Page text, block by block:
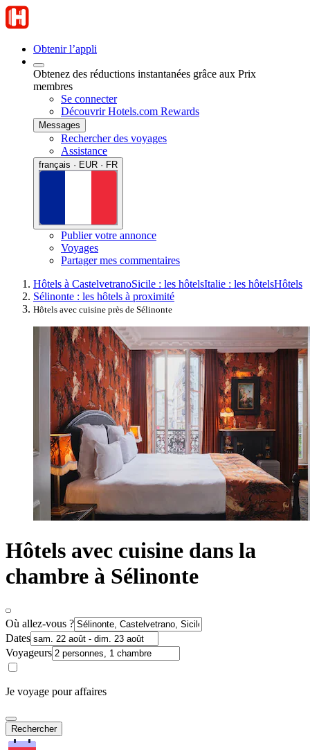
Obtenir l’appli
Obtenez des réductions instantanées grâce aux Prix
membres
Se connecter
Découvrir Hotels.com Rewards
Messages
Rechercher des voyages
Assistance
français · EUR · FR
Publier votre annonce
Voyages
Partager mes commentaires
Hôtels à CastelvetranoSicile : les hôtelsItalie : les hôtelsHôtels
Sélinonte : les hôtels à proximité
Hôtels avec cuisine près de Sélinonte
Hôtels avec cuisine dans la
chambre à Sélinonte
Où allez-vous ?
Dates
Voyageurs
Je voyage pour affaires
Rechercher